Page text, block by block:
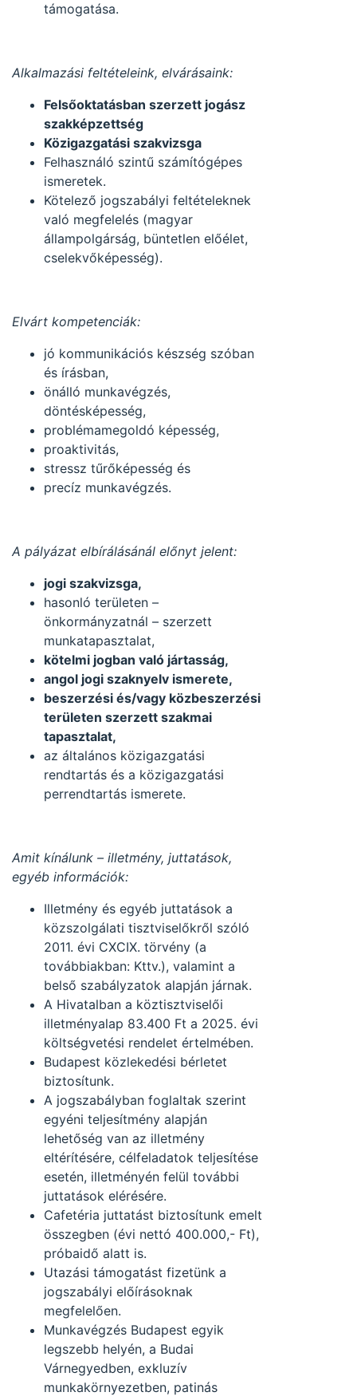
támogatása.
Alkalmazási feltételeink, elvárásaink:
Felsőoktatásban szerzett jogász
szakképzettség
Közigazgatási szakvizsga
Felhasználó szintű számítógépes
ismeretek.
Kötelező jogszabályi feltételeknek
való megfelelés (magyar
állampolgárság, büntetlen előélet,
cselekvőképesség).
Elvárt kompetenciák:
jó kommunikációs készség szóban
és írásban,
önálló munkavégzés,
döntésképesség,
problémamegoldó képesség,
proaktivitás,
stressz tűrőképesség és
precíz munkavégzés.
A pályázat elbírálásánál előnyt jelent:
jogi szakvizsga,
hasonló területen –
önkormányzatnál – szerzett
munkatapasztalat,
kötelmi jogban való jártasság,
angol jogi szaknyelv ismerete,
beszerzési és/vagy közbeszerzési
területen szerzett szakmai
tapasztalat,
az általános közigazgatási
rendtartás és a közigazgatási
perrendtartás ismerete.
Amit kínálunk – illetmény, juttatások,
egyéb információk:
Illetmény és egyéb juttatások a
közszolgálati tisztviselőkről szóló
2011. évi CXCIX. törvény (a
továbbiakban: Kttv.), valamint a
belső szabályzatok alapján járnak.
A Hivatalban a köztisztviselői
illetményalap 83.400 Ft a 2025. évi
költségvetési rendelet értelmében.
Budapest közlekedési bérletet
biztosítunk.
A jogszabályban foglaltak szerint
egyéni teljesítmény alapján
lehetőség van az illetmény
eltérítésére, célfeladatok teljesítése
esetén, illetményén felül további
juttatások elérésére.
Cafetéria juttatást biztosítunk emelt
összegben (évi nettó 400.000,- Ft),
próbaidő alatt is.
Utazási támogatást fizetünk a
jogszabályi előírásoknak
megfelelően.
Munkavégzés Budapest egyik
legszebb helyén, a Budai
Várnegyedben, exkluzív
munkakörnyezetben, patinás